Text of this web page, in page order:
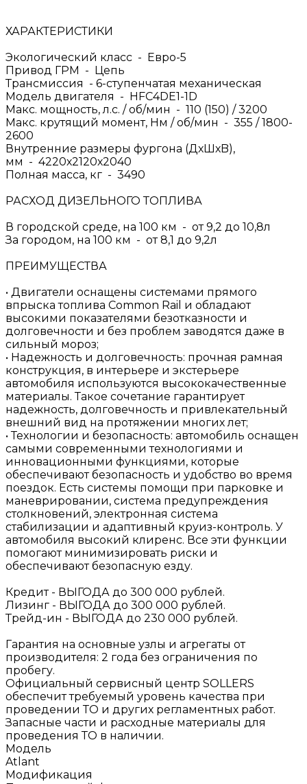
ХАРАКТЕРИСТИКИ
Экологический класс - Евро-5
Привод ГРМ - Цепь
Трансмиссия - 6-ступенчатая механическая
Модель двигателя - HFC4DE1-1D
Макс. мощность, л.с. / об/мин - 110 (150) / 3200
Макс. крутящий момент, Нм / об/мин - 355 / 1800-
2600
Внутренние paзмеры фуpгонa (ДхШхB),
мм - 4220х2120х2040
Полная масса, кг - 3490
РАСХОД ДИЗЕЛЬНОГО ТОПЛИВА
В городской среде, на 100 км - от 9,2 до 10,8л
За городом, на 100 км - от 8,1 до 9,2л
ПРЕИМУЩЕСТВА
• Двигатели оснащены системами прямого
впрыска топлива Common Rail и обладают
высокими показателями безотказности и
долговечности и без проблем заводятся даже в
сильный мороз;
• Надежность и долговечность: прочная рамная
конструкция, в интерьере и экстерьере
автомобиля используются высококачественные
материалы. Такое сочетание гарантирует
надежность, долговечность и привлекательный
внешний вид на протяжении многих лет;
• Технологии и безопасность: автомобиль оснащен
самыми современными технологиями и
инновационными функциями, которые
обеспечивают безопасность и удобство во время
поездок. Есть системы помощи при парковке и
маневрировании, система предупреждения
столкновений, электронная система
стабилизации и адаптивный круиз-контроль. У
автомобиля высокий клиренс. Все эти функции
помогают минимизировать риски и
обеспечивают безопасную езду.
Кредит - ВЫГОДА до 300 000 рублей.
Лизинг - ВЫГОДА до 300 000 рублей.
Трейд-ин - ВЫГОДА до 230 000 рублей.
Гарантия на основные узлы и агрегаты от
производителя: 2 года без ограничения по
пробегу.
Официальный сервисный центр SОLLЕRS
обеспечит требуемый уровень качества при
проведении ТО и других регламентных работ.
Запасные части и расходные материалы для
проведения ТО в наличии.
Модель
Atlant
Модификация